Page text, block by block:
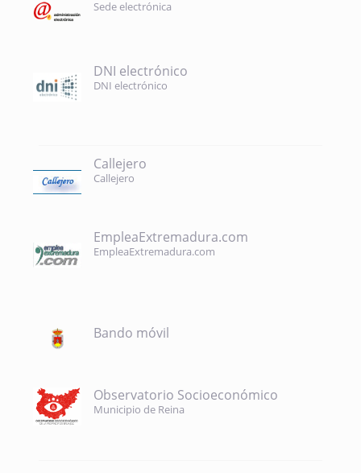
Sede electrónica
DNI electrónico
DNI electrónico
Callejero
Callejero
EmpleaExtremadura.com
EmpleaExtremadura.com
Bando móvil
Observatorio Socioeconómico
Municipio de Reina